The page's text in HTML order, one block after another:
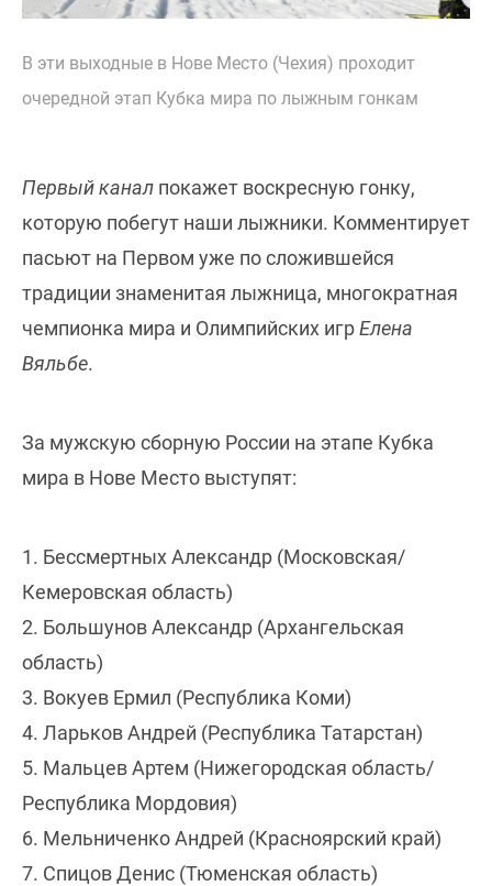
В эти выходные в Нове Место (Чехия) проходит
очередной этап Кубка мира по лыжным гонкам
Первый канал покажет воскресную гонку,
которую побегут наши лыжники. Комментирует
пасьют на Первом уже по сложившейся
традиции знаменитая лыжница, многократная
чемпионка мира и Олимпийских игрЕлена
Вяльбе.
За мужскую сборную России на этапе Кубка
мира в Нове Место выступят:
1. Бессмертных Александр (Московская/
Кемеровская область)
2. Большунов Александр (Архангельская
область)
3. Вокуев Ермил (Республика Коми)
4. Ларьков Андрей (Республика Татарстан)
5. Мальцев Артем (Нижегородская область/
Республика Мордовия)
6. Мельниченко Андрей (Красноярский край)
7. Спицов Денис (Тюменская область)